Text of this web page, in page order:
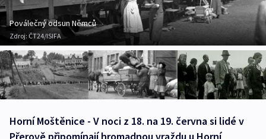
Poválečný odsun Němců
Zdroj: ČT24/ISIFA
Horní Moštěnice - V noci z 18. na 19. června si lidé v